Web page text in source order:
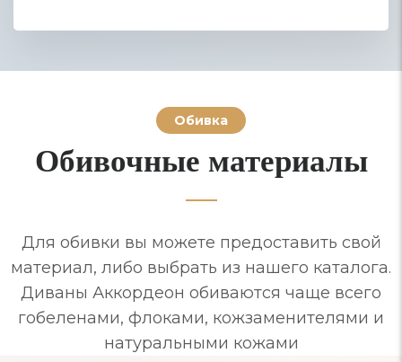
Обивка
Обивочные материалы
Для обивки вы можете предоставить свой
материал, либо выбрать из нашего каталога.
Диваны Аккордеон обиваются чаще всего
гобеленами, флоками, кожзаменителями и
натуральными кожами